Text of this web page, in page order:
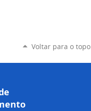
Voltar para o topo